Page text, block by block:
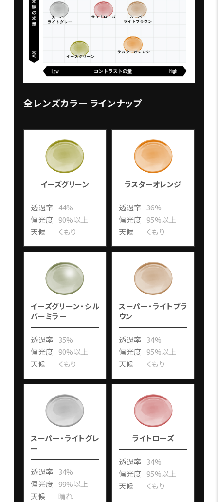
全レンズカラー ラインナップ
イーズグリーン
透過率 44%
偏光度 90%以上
天候
くもり
ラスターオレンジ
透過率 36%
偏光度 95%以上
天候
くもり
イーズグリーン・シル
バーミラー
透過率 35%
偏光度 90%以上
天候
くもり
スーパー・ライトブラ
ウン
透過率 34%
偏光度 95%以上
天候
くもり
スーパー・ライトグレ
ー
透過率 34%
偏光度 99%以上
天候
晴れ
ライトローズ
透過率 34%
偏光度 95%以上
天候
くもり